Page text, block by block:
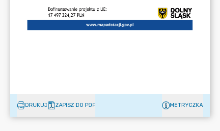
DRUKUJ ZAPISZ DO PDF METRYCZKA